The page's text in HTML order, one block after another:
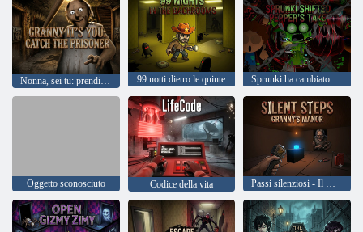
99 notti dietro le quinte Sprunki ha cambiato il punto di vista di Pepper
Oggetto sconosciuto Codice della vita Passi silenziosi - Il maniero della nonna